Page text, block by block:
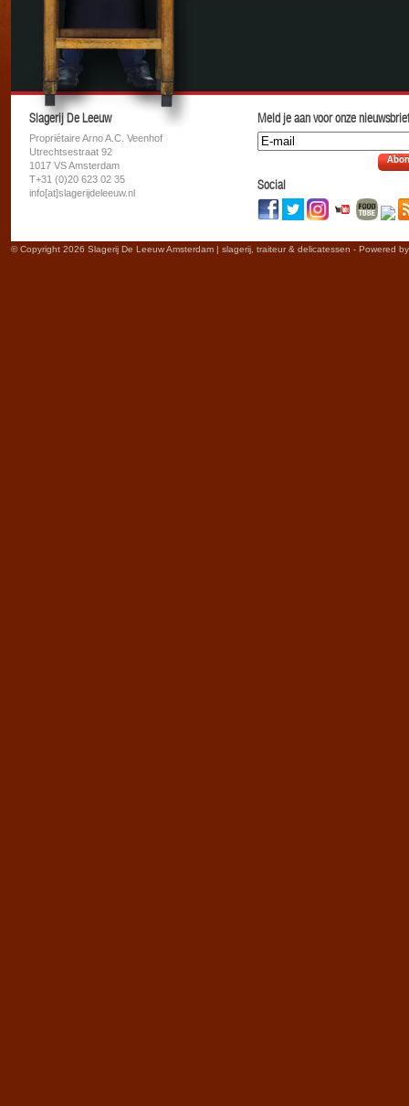
Slagerij De Leeuw
Propriétaire Arno A.C. Veenhof
Utrechtsestraat 92
1017 VS Amsterdam
T+31 (0)20 623 02 35
info[at]slagerijdeleeuw.nl
Meld je aan voor onze
Social
© Copyright 2026 Slagerij De Leeuw Amsterdam | slagerij, traiteur & delicatessen - Powered